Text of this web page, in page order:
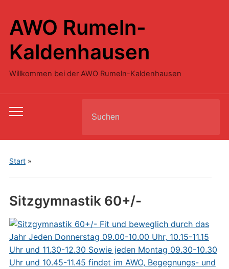
AWO Rumeln-
Kaldenhausen
Willkommen bei der AWO Rumeln-Kaldenhausen
Toggle
menu
for:
Start»
Sitzgymnastik 60+/-